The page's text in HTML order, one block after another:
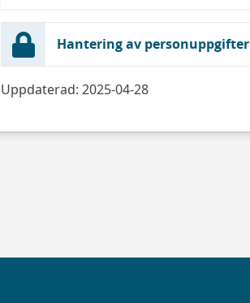
Hantering av personuppgifter
Uppdaterad: 2025-04-28